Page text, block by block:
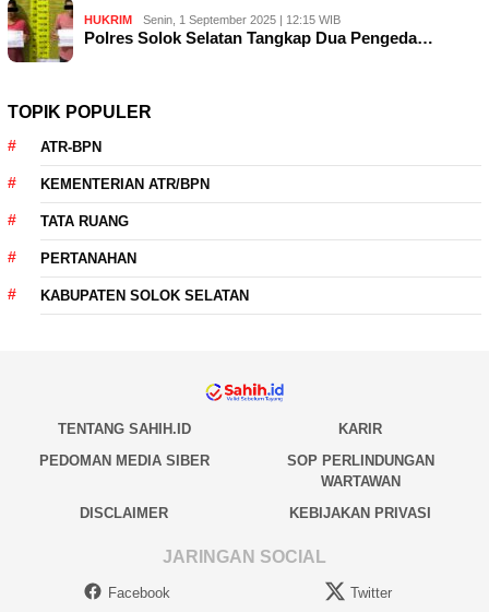
HUKRIM Senin, 1 September 2025 | 12:15 WIB
Polres Solok Selatan Tangkap Dua Pengeda…
TOPIK POPULER
ATR-BPN
KEMENTERIAN ATR/BPN
TATA RUANG
PERTANAHAN
KABUPATEN SOLOK SELATAN
TENTANG SAHIH.ID
KARIR
PEDOMAN MEDIA SIBER
SOP PERLINDUNGAN
WARTAWAN
DISCLAIMER
KEBIJAKAN PRIVASI
JARINGAN SOCIAL
Facebook Twitter